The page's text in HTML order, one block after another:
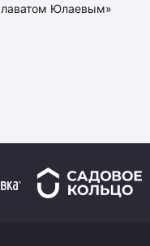
Юлаевым»